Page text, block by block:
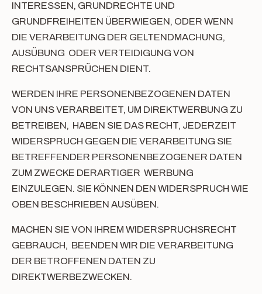
INTERESSEN, GRUNDRECHTE UND
GRUNDFREIHEITEN ÜBERWIEGEN, ODER WENN
DIE VERARBEITUNG DER GELTENDMACHUNG,
AUSÜBUNG ODER VERTEIDIGUNG VON
RECHTSANSPRÜCHEN DIENT.
WERDEN IHRE PERSONENBEZOGENEN DATEN
VON UNS VERARBEITET, UM DIREKTWERBUNG ZU
BETREIBEN, HABEN SIE DAS RECHT, JEDERZEIT
WIDERSPRUCH GEGEN DIE VERARBEITUNG SIE
BETREFFENDER PERSONENBEZOGENER DATEN
ZUM ZWECKE DERARTIGER WERBUNG
EINZULEGEN. SIE KÖNNEN DEN WIDERSPRUCH WIE
OBEN BESCHRIEBEN AUSÜBEN.
MACHEN SIE VON IHREM WIDERSPRUCHSRECHT
GEBRAUCH, BEENDEN WIR DIE VERARBEITUNG
DER BETROFFENEN DATEN ZU
DIREKTWERBEZWECKEN.